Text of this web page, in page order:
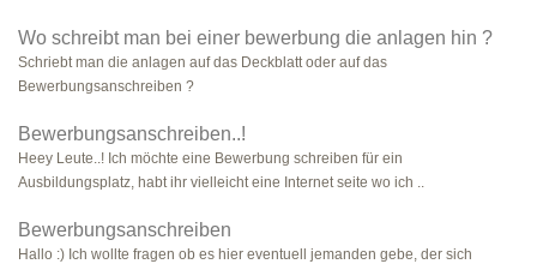
Wo schreibt man bei einer bewerbung die anlagen hin ?
Schriebt man die anlagen auf das Deckblatt oder auf das
Bewerbungsanschreiben ?
Bewerbungsanschreiben..!
Heey Leute..! Ich möchte eine Bewerbung schreiben für ein
Ausbildungsplatz, habt ihr vielleicht eine Internet seite wo ich ..
Bewerbungsanschreiben
Hallo :) Ich wollte fragen ob es hier eventuell jemanden gebe, der sich